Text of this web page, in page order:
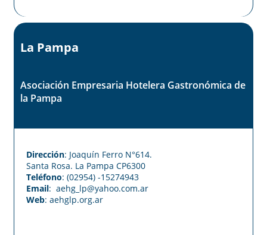
La Pampa
Asociación Empresaria Hotelera Gastronómica de
la Pampa
Dirección: Joaquín Ferro N°614.
Santa Rosa. La Pampa CP6300
Teléfono: (02954) -15274943
Email: aehg_lp@yahoo.com.ar
Web: aehglp.org.ar